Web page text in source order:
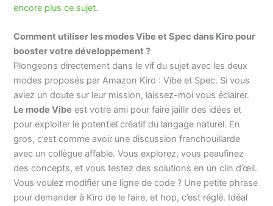
encore plus ce sujet.
Comment utiliser les modes Vibe et Spec dans Kiro pour
booster votre développement ?
Plongeons directement dans le vif du sujet avec les deux
modes proposés par Amazon Kiro : Vibe et Spec. Si vous
aviez un doute sur leur mission, laissez-moi vous éclairer.
Le mode Vibe est votre ami pour faire jaillir des idées et
pour exploiter le potentiel créatif du langage naturel. En
gros, c’est comme avoir une discussion franchouillarde
avec un collègue affable. Vous explorez, vous peaufinez
des concepts, et vous testez des solutions en un clin d’œil.
Vous voulez modifier une ligne de code ? Une petite phrase
pour demander à Kiro de le faire, et hop, c’est réglé. Idéal